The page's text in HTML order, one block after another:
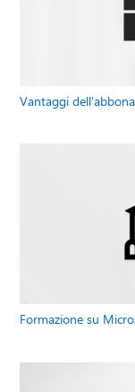
Vantaggi
Formazione su